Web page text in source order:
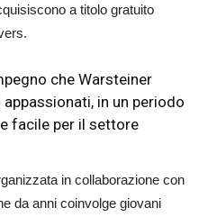
a titolo gratuito
che Warsteiner
in un periodo
facile per il settore
in collaborazione con
da anni coinvolge giovani